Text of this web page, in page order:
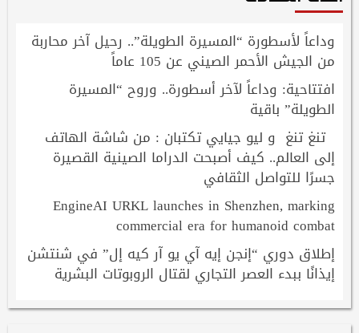
وداعاً لأسطورة “المسيرة الطويلة”.. رحيل آخر محاربة
من الجيش الأحمر الصيني عن 105 عاماً
افتتاحية: وداعاً لآخر أسطورة.. وروح “المسيرة
الطويلة” باقية
تنغ تنغ و ليو جيايي تكتبان : من شاشة الهاتف
إلى العالم.. كيف أصبحت الدراما الصينية القصيرة
جسرًا للتواصل الثقافي
EngineAI URKL launches in Shenzhen, marking
commercial era for humanoid combat
إطلاق دوري “إنجن إيه آي يو آر كيه إل” في شنتشن
إيذانًا ببدء العصر التجاري لقتال الروبوتات البشرية